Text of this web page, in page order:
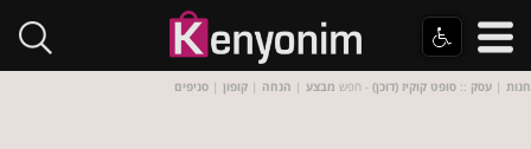
חנות | עסק :: סופט קוקיז (דוכן) - חפש מבצע | הנחה | קופון | סניפים